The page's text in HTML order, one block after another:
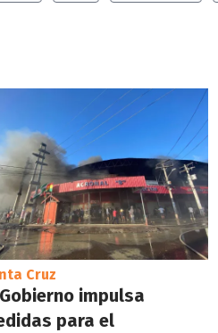
Cruz
impulsa
para el